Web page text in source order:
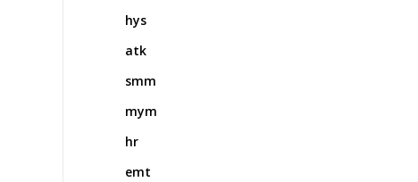
hys
atk
smm
mym
hr
emt